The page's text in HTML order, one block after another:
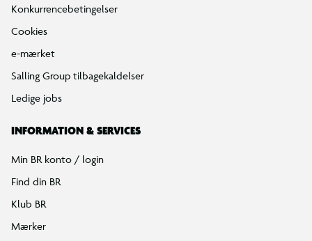
Konkurrencebetingelser
Cookies
e-mærket
Salling Group tilbagekaldelser
Ledige jobs
INFORMATION & SERVICES
Min BR konto / login
Find din BR
Klub BR
Mærker